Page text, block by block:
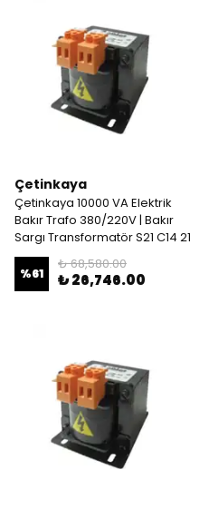
Çetinkaya
Çetinkaya 10000 VA Elektrik
Bakır Trafo 380/220V | Bakır
Sargı Transformatör S21 C14 21
%61
₺ 68,580.00
₺ 26,746.00